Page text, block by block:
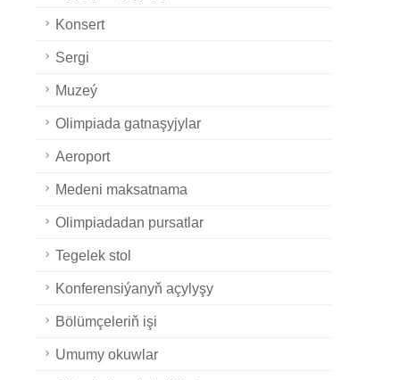
Konsert
Sergi
Muzeý
Olimpiada gatnaşyjylar
Aeroport
Medeni maksatnama
Olimpiadadan pursatlar
Tegelek stol
Konferensiýanyň açylyşy
Bölümçeleriň işi
Umumy okuwlar